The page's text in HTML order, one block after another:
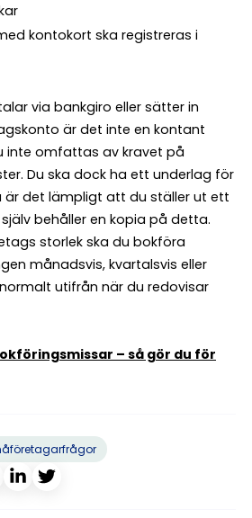
kontokort ska registreras i
via bankgiro eller sätter in
är det inte en kontant
inte omfattas av kravet på
Du ska dock ha ett underlag för
är det lämpligt att du ställer ut ett
behåller en kopia på detta.
storlek ska du bokföra
månadsvis, kvartalsvis eller
utifrån när du redovisar
– så gör du för